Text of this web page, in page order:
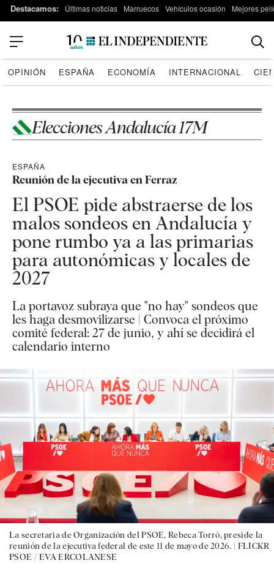
Destacamos: Últimas noticias Marruecos Vehículos ocasión Mejores
OPINIÓN ESPAÑA ECONOMÍA INTERNACIONAL
Elecciones Andalucía 17M
ESPAÑA
Reunión de la ejecutiva en Ferraz
El PSOE pide abstraerse de los
malos sondeos en Andalucía y
pone rumbo ya a las primarias
para autonómicas y locales de
2027
La portavoz subraya que "no hay" sondeos que
les haga desmovilizarse | Convoca el próximo
comité federal: 27 de junio, y ahí se decidirá el
calendario interno
La secretaria de Organización del PSOE, Rebeca Torró, preside la
reunión de la ejecutiva federal de este 11 de mayo de 2026. | FLICKR
PSOE / EVA ERCOLANESE